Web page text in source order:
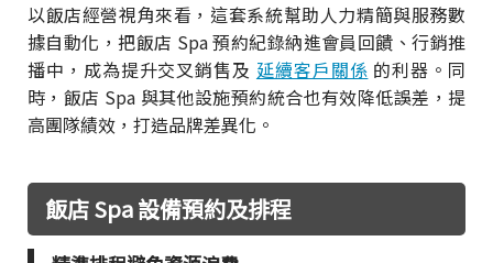
以飯店經營視角來看，這套系統幫助人力精簡與服務數
據自動化，把飯店 Spa 預約紀錄納進會員回饋、行銷推
播中，成為提升交叉銷售及 延續客戶關係 的利器。同
時，飯店 Spa 與其他設施預約統合也有效降低誤差，提
高團隊績效，打造品牌差異化。
飯店 Spa 設備預約及排程